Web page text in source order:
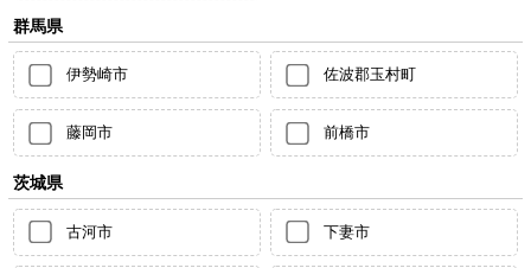
群馬県
伊勢崎市 佐波郡玉村町
藤岡市 前橋市
茨城県
古河市 下妻市